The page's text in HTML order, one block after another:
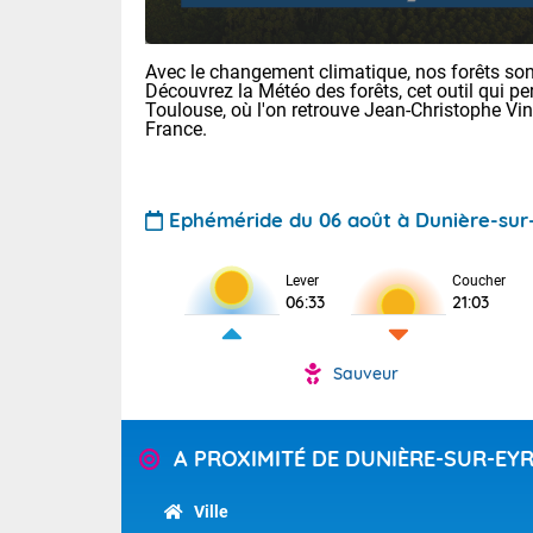
temps
Avec le changement climatique, nos forêts
Découvrez la Météo des forêts, cet outil qui
Toulouse, où l'on retrouve Jean-Christophe
France.
Ephéméride du 06 août à Dunière-
Lever
06:33
Coucher
21:03
Sauveur
A PROXIMITÉ DE DUNIÈRE-SUR-
Ville
Voici les
Clermont-Fd
Limoges :
Lille : 24/12
La journée